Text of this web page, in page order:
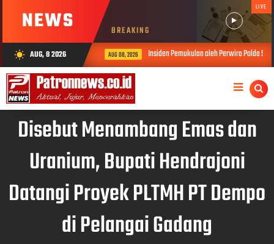
NEWS BREAKING
LIVE
wb_sunny AUG, 8 2026 AUG 08, 2026 Insiden Pemukulan oleh Perwira Polda Sumbar,
Disebut Menambang Emas dan
Uranium, Bupati Hendrajoni
Datangi Proyek PLTMH PT Dempo
di Pelangai Gadang